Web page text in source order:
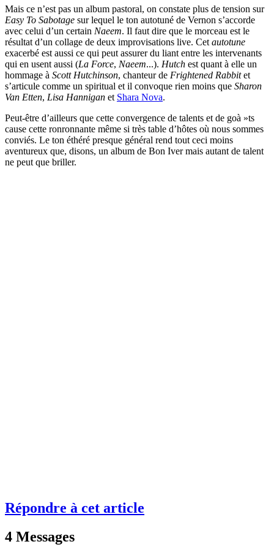
Mais ce n’est pas un album pastoral, on constate plus de tension sur
Easy To Sabotage sur lequel le ton autotuné de Vernon s’accorde
avec celui d’un certain Naeem. Il faut dire que le morceau est le
résultat d’un collage de deux improvisations live. Cet autotune
exacerbé est aussi ce qui peut assurer du liant entre les intervenants
qui en usent aussi (La Force, Naeem...). Hutch est quant à elle un
hommage à Scott Hutchinson, chanteur de Frightened Rabbitet
s’articule comme un spiritual et il convoque rien moins que Sharon
Van Etten, Lisa Hannigan et Shara Nova.
Peut-être d’ailleurs que cette convergence de talents et de goà »ts
cause cette ronronnante même si très table d’hôtes où nous sommes
conviés. Le ton éthéré presque général rend tout ceci moins
aventureux que, disons, un album de Bon Iver mais autant de talent
ne peut que briller.
Répondre à cet article
4 Messages